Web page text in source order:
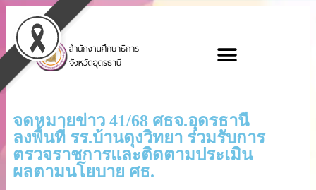
จดหมายข่าว 41/68 ศธจ.อุดรธานี
ลงพื้นที่ รร.บ้านดุงวิทยา ร่วมรับการ
ตรวจราชการและติดตามประเมินผล
ตามนโยบาย ศธ.